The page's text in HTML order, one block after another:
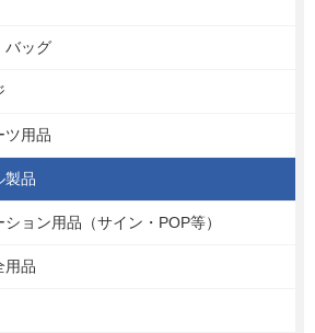
バッグ
ツ用品
製品
ョン用品（サイン・POP等）
用品